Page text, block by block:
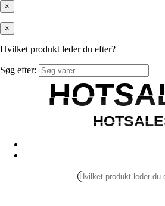
×
×
Hvilket produkt leder du efter?
Søg efter: